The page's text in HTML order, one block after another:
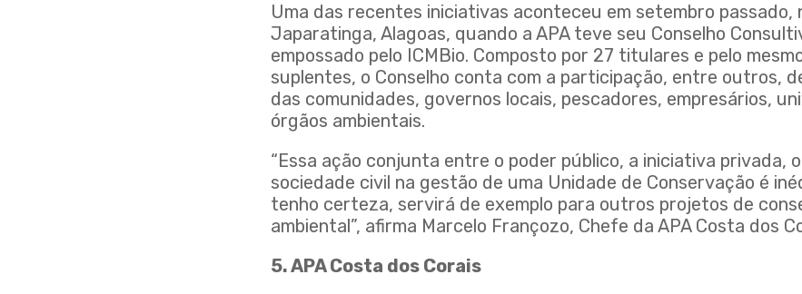
Uma das recentes iniciativas aconteceu em setembro passado,
Japaratinga, Alagoas, quando a APA teve seu Conselho
empossado pelo ICMBio. Composto por 27 titulares e pelo
suplentes, o Conselho conta com a participação, entre outros,
das comunidades, governos locais, pescadores, empresários,
órgãos ambientais.
“Essa ação conjunta entre o poder público, a iniciativa privada,
sociedade civil na gestão de uma Unidade de Conservação é
tenho certeza, servirá de exemplo para outros projetos de
ambiental”, afirma Marcelo Françozo, Chefe da APA Costa dos
5. APA Costa dos Corais